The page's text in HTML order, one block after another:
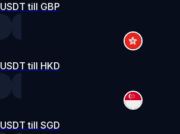
USDT till GBP
USDT till HKD
USDT till SGD